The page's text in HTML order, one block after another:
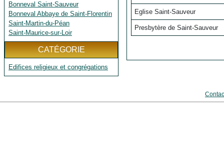
Bonneval Saint-Sauveur
Bonneval Abbaye de Saint-Florentin
Saint-Martin-du-Péan
Saint-Maurice-sur-Loir
CATÉGORIE
Edifices religieux et congrégations
Eglise Saint-Sauveur
Presbytère de Saint-Sauveur